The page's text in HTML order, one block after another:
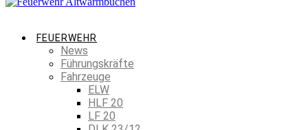
FEUERWEHR
News
Führungskräfte
Fahrzeuge
ELW
HLF 20
LF 20